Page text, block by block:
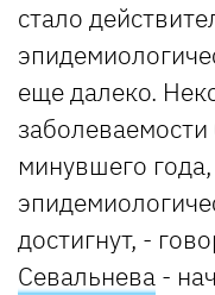
стало
еще далеко.
минувшего
достигнут, -
Севальнева -